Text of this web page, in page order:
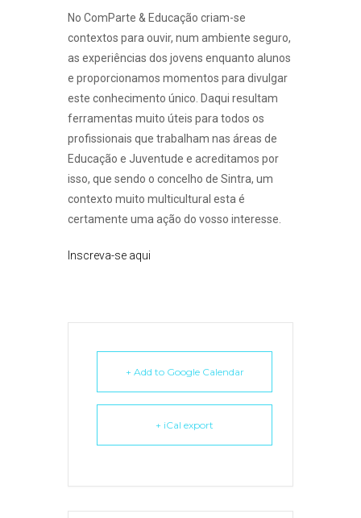
No ComParte & Educação criam-se
contextos para ouvir, num ambiente seguro,
as experiências dos jovens enquanto alunos
e proporcionamos momentos para divulgar
este conhecimento único. Daqui resultam
ferramentas muito úteis para todos os
profissionais que trabalham nas áreas de
Educação e Juventude e acreditamos por
isso, que sendo o concelho de Sintra, um
contexto muito multicultural esta é
certamente uma ação do vosso interesse.
Inscreva-se aqui
+ Add to Google Calendar
+ iCal export